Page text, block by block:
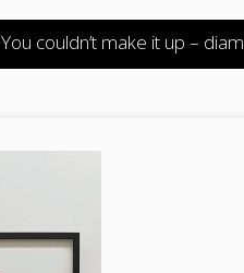
You couldn’t make it up –